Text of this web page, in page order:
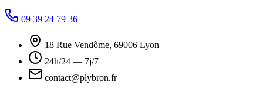
09 39 24 79 36
18 Rue Vendôme, 69006 Lyon
24h/24 — 7j/7
contact@plybron.fr